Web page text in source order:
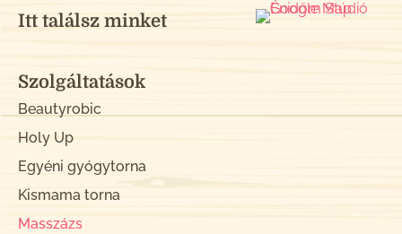
Szolgáltatások
Beautyrobic
Holy Up
Egyéni gyógytorna
Kismama torna
Masszázs
Itt találsz minket